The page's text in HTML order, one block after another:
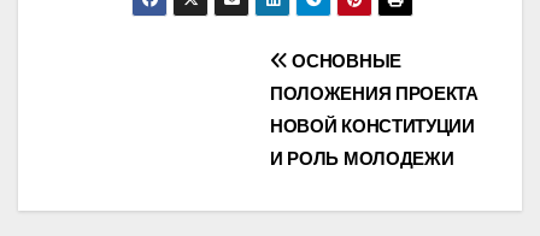
ОСНОВНЫЕ
ПОЛОЖЕНИЯ ПРОЕКТА
НОВОЙ КОНСТИТУЦИИ
И РОЛЬ МОЛОДЕЖИ